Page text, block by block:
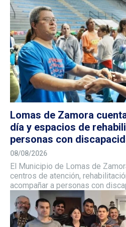
Lomas de Zamora
día y espacios de
personas con
08/08/2026
El Municipio de Lomas de
centros de atención,
acompañar a personas con